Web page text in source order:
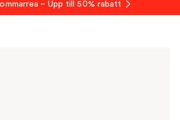
– Upp till 50% rabatt